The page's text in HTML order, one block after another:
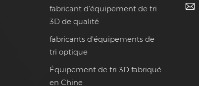
fabricant d'équipement de tri
3D de qualité
fabricants d'équipements de
tri optique
Équipement de tri 3D fabriqué
en Chine